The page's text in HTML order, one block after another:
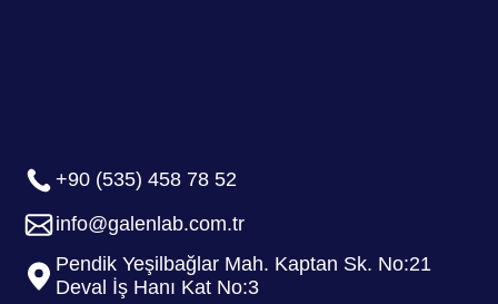
+90 (535) 458 78 52
info@galenlab.com.tr
Pendik Yeşilbağlar Mah. Kaptan Sk. No:21
Deval İş Hanı Kat No:3